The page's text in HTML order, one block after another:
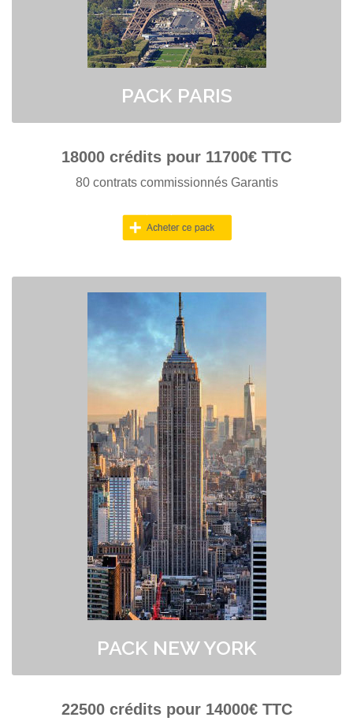
PACK PARIS
18000 crédits pour 11700€ TTC
80 contrats commissionnés Garantis
PACK NEW YORK
PACK NEW YORK
> Obtenez 100 contrats signés garantis
> Vos crédits sont valables A VIE
> Seuls 5 Pros en concurrence par contact acheté !
> Achetez vos demandes de devis sans limitation Géographique.
> Option Assurance : Si vous n'êtes pas engagés par le client nous
vous REMBOURSONS votre achat.
> Bénéficiez d'un crédit à 0.62 euros ttc
> Paiement en plusieurs fois possible au 04 91 50 49 18.
22500crédits pour 14000€ TTC